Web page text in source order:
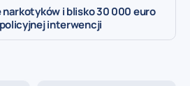
narkotyków i blisko 30 000 euro
interwencji